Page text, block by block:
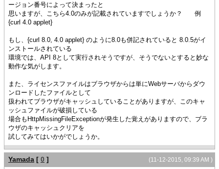
ージョン番号によって決まったと
思いますが、こちら4.0のみが記載されていますでしょうか？ 例
{curl 4.0 applet}
もし、{curl 8.0, 4.0 applet} のように8.0も併記されていると 8.0.5がイ
ンストールされている
環境では、API 8として実行されそうですが、そうでないとすると妙な
動作な気がします。
また、ライセンスファイルはブラウザからは単にWebサーバからダウ
ンロードしたファイルとして
扱われてブラウザがキャッシュしていることがありますが、このキャ
ッシュファイルが破損している
場合もHttpMissingFileExceptionが発生した覚えがありますので、ブラ
ウザのキャッシュクリアを
試してみてはいかがでしょうか。
(11-12-2015, 09:39 AM )
Yamada [ 0 ]